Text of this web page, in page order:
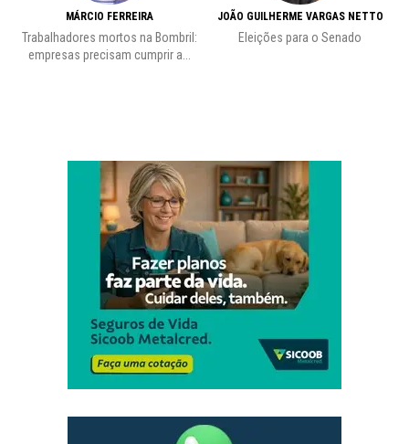
MÁRCIO FERREIRA
Trabalhadores mortos na Bombril:
empresas precisam cumprir a...
JOÃO GUILHERME VARGAS NETTO
Eleições para o Senado